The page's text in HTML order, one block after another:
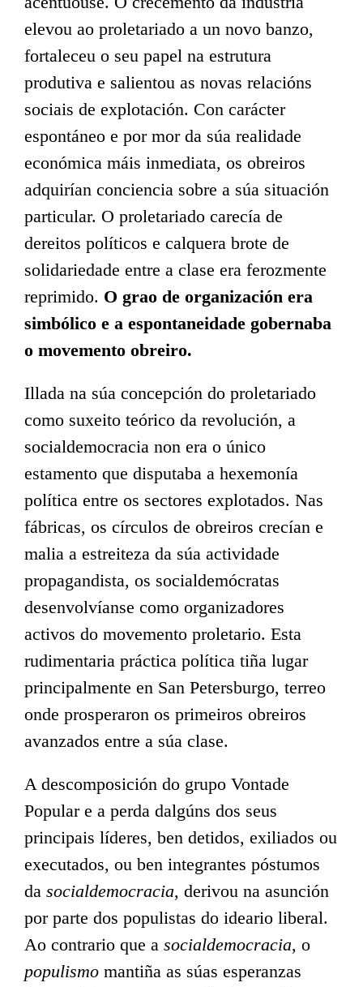
elevou ao proletariado a un novo banzo,
fortaleceu o seu papel na estrutura
produtiva e salientou as novas relacións
sociais de explotación. Con carácter
espontáneo e por mor da súa realidade
económica máis inmediata, os obreiros
adquirían conciencia sobre a súa situación
particular. O proletariado carecía de
dereitos políticos e calquera brote de
solidariedade entre a clase era ferozmente
reprimido. O grao de organización era
simbólico e a espontaneidade gobernaba
o movemento obreiro.
Illada na súa concepción do proletariado
como suxeito teórico da revolución, a
socialdemocracia non era o único
estamento que disputaba a hexemonía
política entre os sectores explotados. Nas
fábricas, os círculos de obreiros crecían e
malia a estreiteza da súa actividade
propagandista, os socialdemócratas
desenvolvíanse como organizadores
activos do movemento proletario. Esta
rudimentaria práctica política tiña lugar
principalmente en San Petersburgo, terreo
onde prosperaron os primeiros obreiros
avanzados entre a súa clase.
A descomposición do grupo Vontade
Popular e a perda dalgúns dos seus
principais líderes, ben detidos, exiliados ou
executados, ou ben integrantes póstumos
da socialdemocracia, derivou na asunción
por parte dos populistas do ideario liberal.
Ao contrario que a socialdemocracia, o
populismo mantiña as súas esperanzas